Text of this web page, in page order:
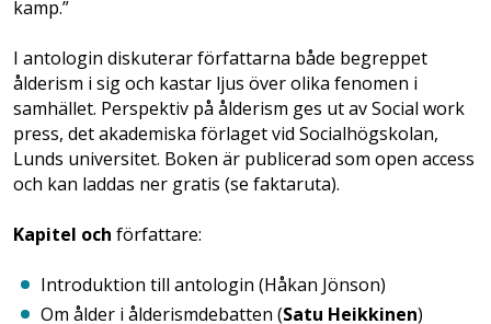
kamp.”
I antologin diskuterar författarna både begreppet
ålderism i sig och kastar ljus över olika fenomen i
samhället. Perspektiv på ålderism ges ut av Social work
press, det akademiska förlaget vid Socialhögskolan,
Lunds universitet. Boken är publicerad som open access
och kan laddas ner gratis (se faktaruta).
Kapitel och författare:
Introduktion till antologin (Håkan Jönson)
Om ålder i ålderismdebatten (Satu Heikkinen)